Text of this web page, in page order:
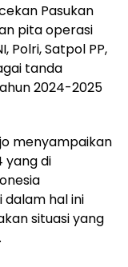
Pasukan
pita operasi
Polri, Satpol PP,
tanda
2024-2025
menyampaikan
yang di
dalam hal ini
situasi yang